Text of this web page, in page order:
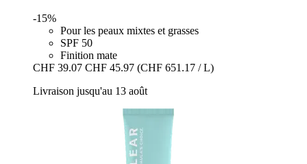
-15%
Pour les peaux mixtes et grasses
SPF 50
Finition mate
CHF 39.07 CHF 45.97 (CHF 651.17 / L)
Livraison jusqu'au 13 août